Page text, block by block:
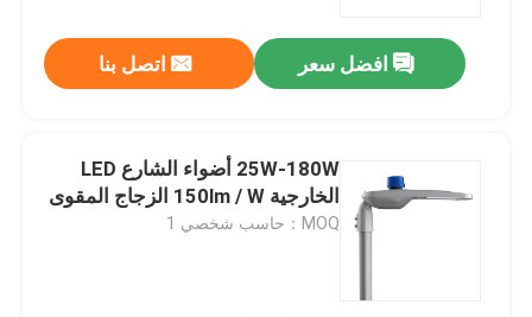
افضل سعر اتصل بنا
25W-180W أضواء الشارع LED
الخارجية 150lm / W الزجاج المقوى
MOQ：حاسب شخصي 1